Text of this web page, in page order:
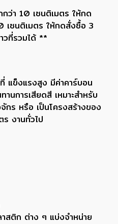
ว่า 10 เซนติเมตร ให้กด
เซนติเมตร ให้กดสั่งซื้อ 3
วที่รวมได้ **
แข็งแรงสูง มีค่าคาร์บอน
นการเสียดสี เหมาะสำหรับ
กร หรือ เป็นโครงสร้างของ
งานทั่วไป
สติก ต่าง ๆ แบ่งจำหน่าย